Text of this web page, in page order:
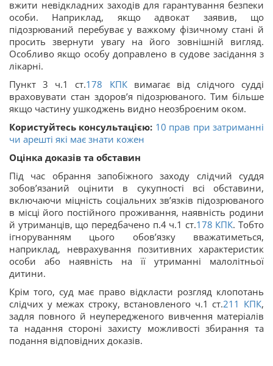
вжити невідкладних заходів для гарантування безпеки
особи. Наприклад, якщо адвокат заявив, що
підозрюваний перебуває у важкому фізичному стані й
просить звернути увагу на його зовнішній вигляд.
Особливо якщо особу доправлено в судове засідання з
лікарні.
Пункт 3 ч.1 ст.178 КПКвимагає від слідчого судді
враховувати стан здоров’я підозрюваного. Тим більше
якщо частину ушкоджень видно неозброєним оком.
Користуйтесь консультацією: 10 прав при затриманні
чи арешті які має знати кожен
Оцінка доказів та обставин
Під час обрання запобіжного заходу слідчий суддя
зобов’язаний оцінити в сукупності всі обставини,
включаючи міцність соціальних зв’язків підозрюваного
в місці його постійного проживання, наявність родини
й утриманців, що передбачено п.4 ч.1 ст.178 КПК. Тобто
ігноруванням цього обов’язку вважатиметься,
наприклад, неврахування позитивних характеристик
особи або наявність на її утриманні малолітньої
дитини.
Крім того, суд має право відкласти розгляд клопотань
слідчих у межах строку, встановленого ч.1 ст.211 КПК,
задля повного й неупередженого вивчення матеріалів
та надання стороні захисту можливості збирання та
подання відповідних доказів.